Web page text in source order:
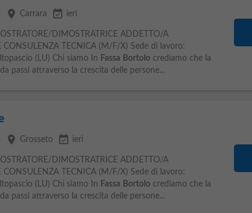
place Carrara event_available ieri
DIMOSTRATRICE ADDETTO/A
CONSULENZA TECNICA (M/F/X) Sede di lavoro:
(LU) Chi siamo In Fassa Bortolocrediamo che la
passi attraverso la crescita delle persone...
place Grosseto event_available ieri
DIMOSTRATRICE ADDETTO/A
CONSULENZA TECNICA (M/F/X) Sede di lavoro:
(LU) Chi siamo In Fassa Bortolocrediamo che la
passi attraverso la crescita delle persone...